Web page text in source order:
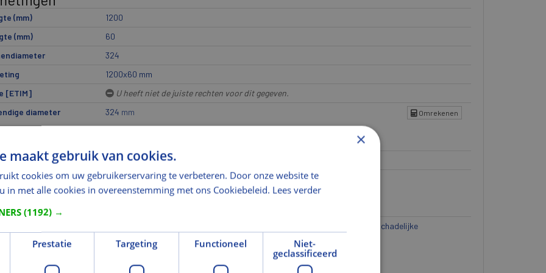
(mm)
1200
(mm)
60
324
1200x60 mm
[ETIM]
U heeft niet de juiste rechten voor dit gegeven.
diameter
324 mm Omrekenen
Minerale wol
Minerale wol
Toepassing van isolatie bespaart veel energie en beperkt de uitstoot van schadelijke
broeikasgassen, zoals CO2
en certificering
×
maakt gebruik van cookies.
cookies om uw gebruikerservaring te verbeteren. Door onze website te
in met alle cookies in overeenstemming met ons Cookiebeleid. Lees verder
(1192) →
Prestatie Targeting Functioneel
Niet-
geclassificeerd